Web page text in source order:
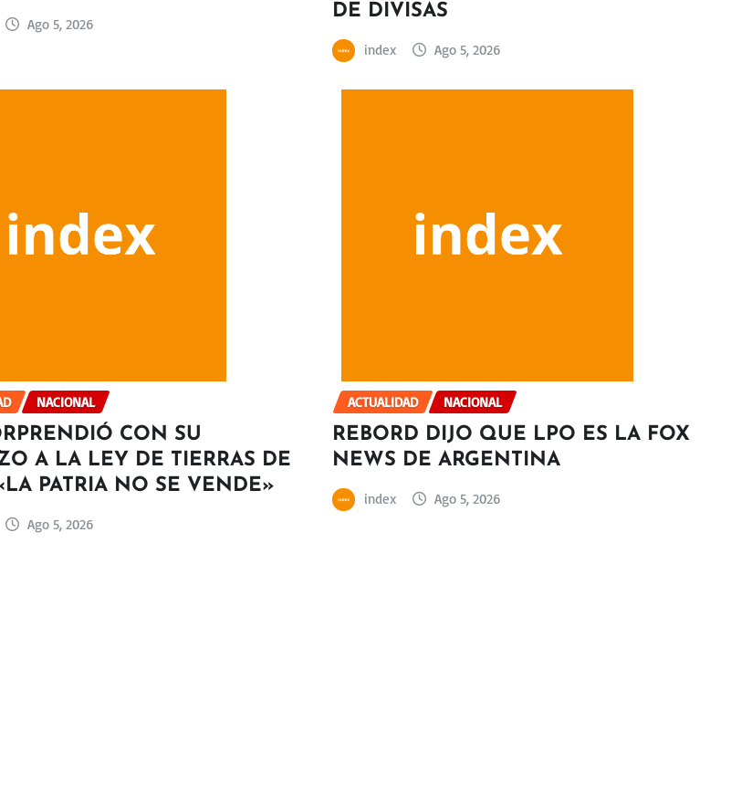
Ago 5, 2026
DE DIVISAS
index Ago 5, 2026
NACIONAL
CON SU
A LA LEY DE TIERRAS DE
PATRIA NO SE VENDE»
Ago 5, 2026
ACTUALIDAD NACIONAL
REBORD DIJO QUE LPO ES LA FOX
NEWS DE ARGENTINA
index Ago 5, 2026